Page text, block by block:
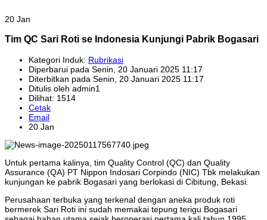
20 Jan
Tim QC Sari Roti se Indonesia Kunjungi Pabrik Bogasari
Kategori Induk: Rubrikasi
Diperbarui pada Senin, 20 Januari 2025 11:17
Diterbitkan pada Senin, 20 Januari 2025 11:17
Ditulis oleh admin1
Dilihat: 1514
Cetak
Email
20 Jan
Untuk pertama kalinya, tim Quality Control (QC) dan Quality
Assurance (QA) PT Nippon Indosari Corpindo (NIC) Tbk melakukan
kunjungan ke pabrik Bogasari yang berlokasi di Cibitung, Bekasi.
Perusahaan terbuka yang terkenal dengan aneka produk roti
bermerek Sari Roti ini sudah memakai tepung terigu Bogasari